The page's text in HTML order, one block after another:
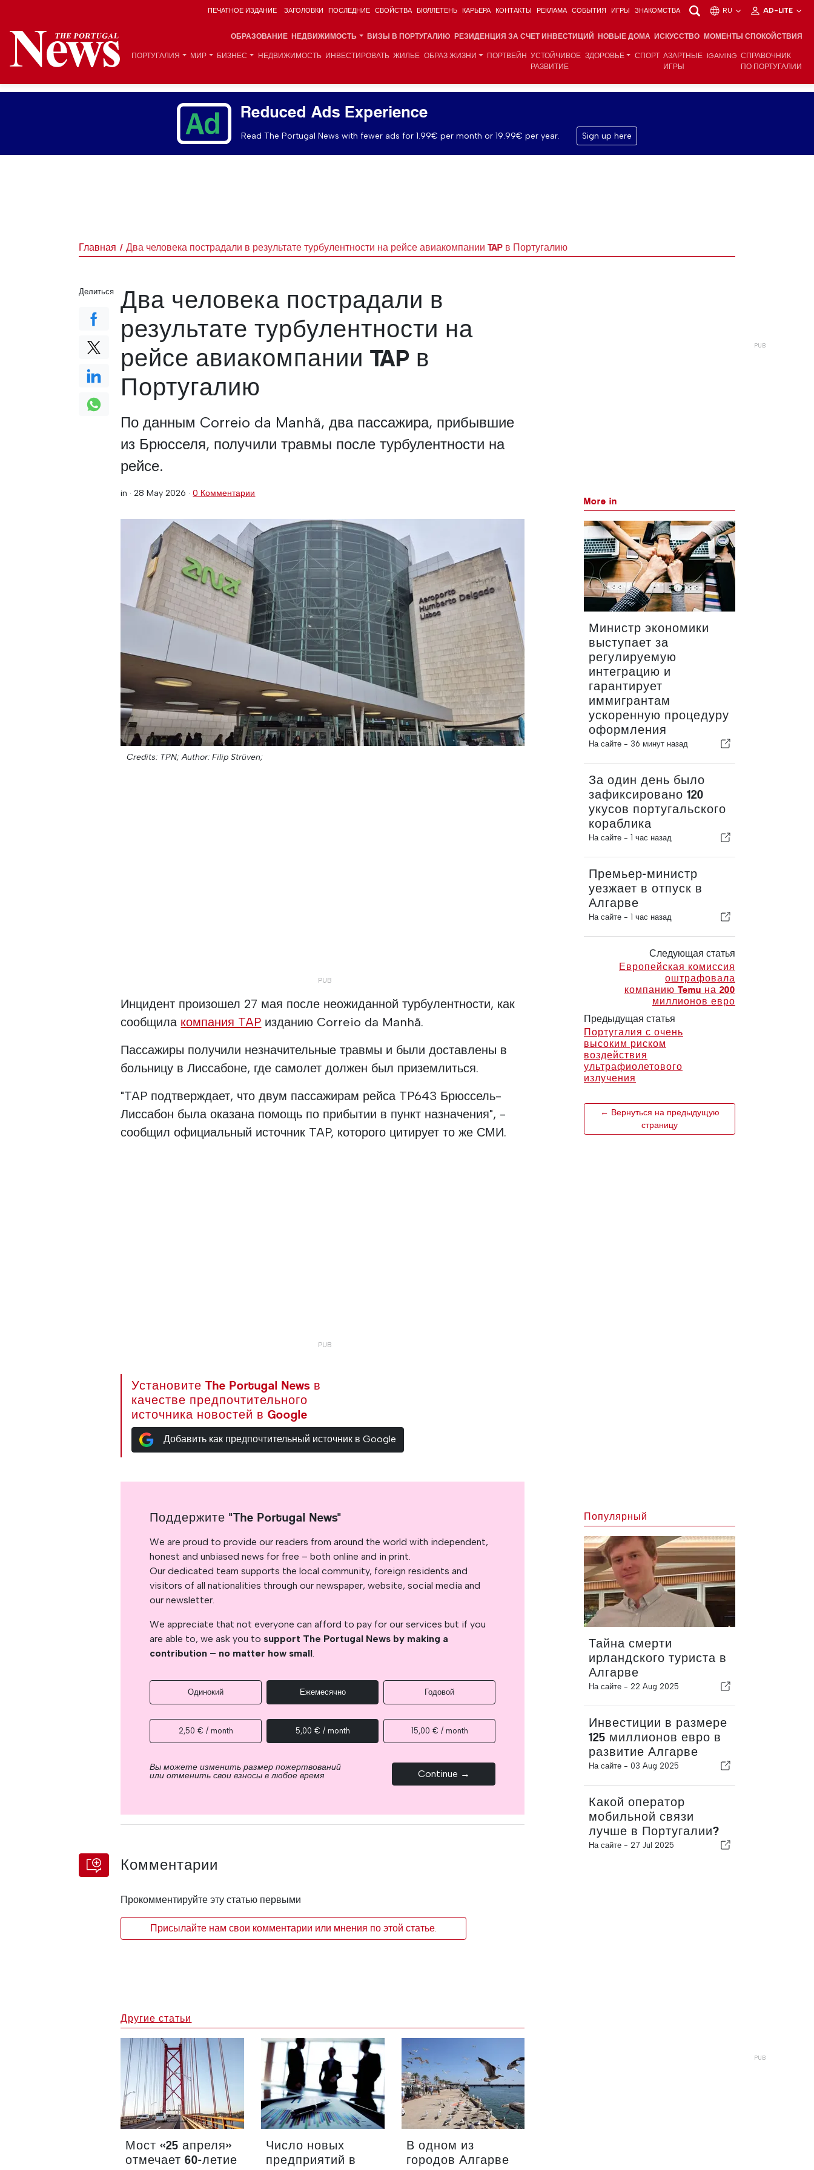
ПЕЧАТНОЕ ИЗДАНИЕ ЗАГОЛОВКИ ПОСЛЕДНИЕ СВОЙСТВА БЮЛЛЕТЕНЬ КАРЬЕРА КОНТАКТЫ РЕКЛАМА СОБЫТИЯ ИГРЫ ЗНАКОМСТВА RU AD-LITE
ОБРАЗОВАНИЕ НЕДВИЖИМОСТЬ ВИЗЫ В ПОРТУГАЛИЮ РЕЗИДЕНЦИЯ ЗА СЧЕТ ИНВЕСТИЦИЙ НОВЫЕ ДОМА ИСКУССТВО МОМЕНТЫ СПОКОЙСТВИЯ
ПОРТУГАЛИЯ МИР БИЗНЕС НЕДВИЖИМОСТЬ ИНВЕСТИРОВАТЬ ЖИЛЬЕ ОБРАЗ ЖИЗНИ ПОРТВЕЙН УСТОЙЧИВОЕ
РАЗВИТИЕ
ЗДОРОВЬЕ СПОРТ АЗАРТНЫЕ
ИГРЫ
IGAMING СПРАВОЧНИК
ПО ПОРТУГАЛИИ
Reduced Ads Experience
Read The Portugal News with fewer ads for 1.99€ per month or 19.99€ per year. Sign up here
Главная Два человека пострадали в результате турбулентности на рейсе авиакомпании TAP в Португалию
Два человека пострадали в
результате турбулентности на
рейсе авиакомпании TAP в
Португалию
По данным Correio da Manhã, два пассажира, прибывшие
из Брюсселя, получили травмы после турбулентности на
рейсе.
in ·28 May 2026 ·0 Комментарии
Credits: TPN; Author: Filip Strüven;
Инцидент произошел 27 мая после неожиданной турбулентности, как
сообщила компания TAP изданию Correio da Manhã.
Пассажиры получили незначительные травмы и были доставлены в
больницу в Лиссабоне, где самолет должен был приземлиться.
"TAP подтверждает, что двум пассажирам рейса TP643 Брюссель-
Лиссабон была оказана помощь по прибытии в пункт назначения", -
сообщил официальный источник TAP, которого цитирует то же СМИ.
Установите The Portugal News в
качестве предпочтительного
источника новостей в Google
Добавить как предпочтительный источник в Google
Делиться
More in
Министр экономики
выступает за
регулируемую
интеграцию и
гарантирует
иммигрантам
ускоренную процедуру
оформления
На сайте - 36 минут назад
За один день было
зафиксировано 120
укусов португальского
кораблика
На сайте - 1 час назад
Премьер-министр
уезжает в отпуск в
Алгарве
На сайте - 1 час назад
Следующая статья
Европейская комиссия
оштрафовала
компанию Temu на 200
миллионов евро
Предыдущая статья
Португалия с очень
высоким риском
воздействия
ультрафиолетового
излучения
← Вернуться на предыдущую
страницу
Поддержите "The Portugal News"
We are proud to provide our readers from around the world with independent,
honest and unbiased news for free – both online and in print.
Our dedicated team supports the local community, foreign residents and
visitors of all nationalities through our newspaper, website, social media and
our newsletter.
We appreciate that not everyone can afford to pay for our services but if you
are able to, we ask you to support The Portugal News by making a
contribution – no matter how small.
Одинокий Ежемесячно Годовой
2,50 € / month 5,00 € / month 15,00 € / month
Вы можете изменить размер пожертвований
или отменить свои взносы в любое время Continue →
Комментарии
Прокомментируйте эту статью первыми
Присылайте нам свои комментарии или мнения по этой статье.
Популярный
Тайна смерти
ирландского туриста в
Алгарве
На сайте - 22 Aug 2025
Инвестиции в размере
125 миллионов евро в
развитие Алгарве
На сайте - 03 Aug 2025
Какой оператор
мобильной связи
лучше в Португалии?
На сайте - 27 Jul 2025
Другие статьи
Мост «25 апреля»
отмечает 60-летие
Число новых
предприятий в
В одном из
городов Алгарве